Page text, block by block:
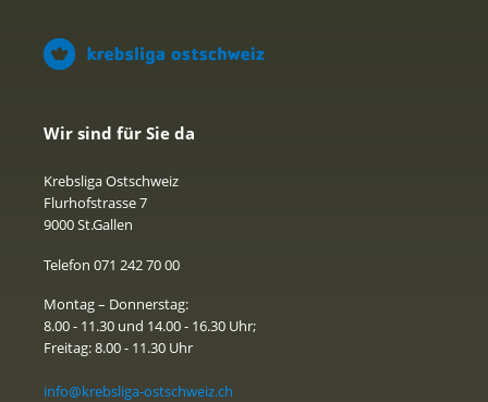
Wir sind für Sie da
Krebsliga Ostschweiz
Flurhofstrasse 7
9000 St.Gallen
Telefon 071 242 70 00
Montag – Donnerstag:
8.00 - 11.30 und 14.00 - 16.30 Uhr;
Freitag: 8.00 - 11.30 Uhr
info@krebsliga-ostschweiz.ch